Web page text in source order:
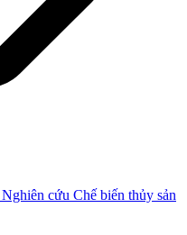
Nghiên cứu Chế biến thủy sản